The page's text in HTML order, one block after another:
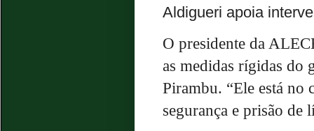
Aldigueri apoia
O presidente da
as medidas rígidas do
Pirambu. “Ele está no
segurança e prisão de